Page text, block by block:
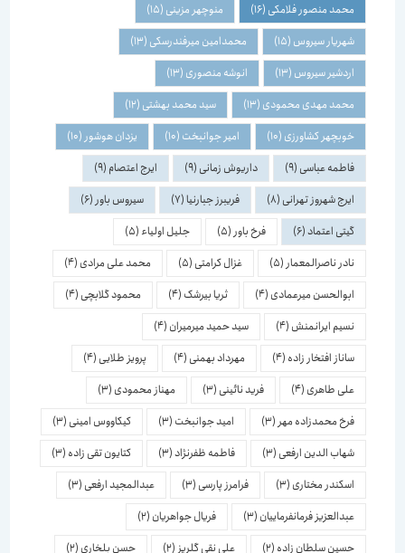
محمد منصور فلامکی(16) منوچهر مزینی(15)
شهریار سیروس(15) محمدامین میرفندرسکی(13)
اردشیر سیروس(13) انوشه منصوری(13)
محمد مهدی محمودی(13) سید محمد بهشتی(12)
خوبچهر کشاورزی(10) امیر جوانبخت(10) یزدان هوشور(10)
فاطمه عباسی(9) داریوش زمانی(9) ایرج اعتصام(9)
ایرج شهروز تهرانی(8) فریبرز جبارنیا(7) سیروس باور (6)
گیتی اعتماد(6) فرخ باور (5) جلیل اولیاء(5)
نادر ناصرالمعمار(5) غزال کرامتی(5) محمد علی مرادی(4)
ابوالحسن میرعمادی(4) ثریا بیرشک(4) محمود گلابچی(4)
نسیم ایرانمنش(4) سید حمید میرمیران(4)
ساناز افتخار زاده(4) مهرداد بهمنی(4) پرویز طلایی(4)
علی طاهری(4) فرید نائینی(3) مهناز محمودی(3)
فرخ محمدزاده مهر (3) امید جوانبخت(3) کیکاووس امینی(3)
شهاب الدین ارفعی(3) فاطمه ظفرنژاد(3) کتایون تقی زاده(3)
اسكندر مختاری(3) فرامرز پارسی(3) عبدالمجید ارفعی(3)
عبدالعزیز فرمانفرماییان(3) فریال جواهریان(2)
حسین سلطان زاده(2) علی نقی گلریز(2) حسن بلخاری(2)